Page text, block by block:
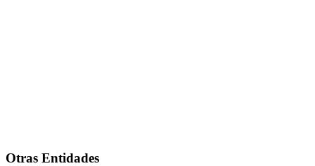
Otras Entidades